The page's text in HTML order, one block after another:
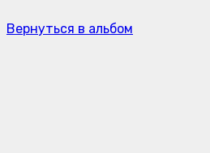
Вернуться в альбом